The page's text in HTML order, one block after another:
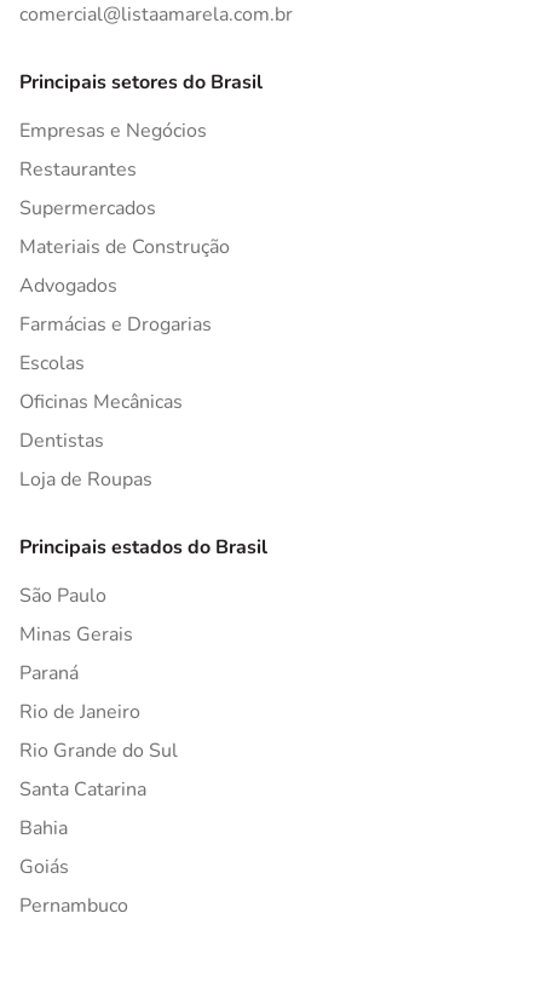
comercial@listaamarela.com.br
Principais setores do Brasil
Empresas e Negócios
Restaurantes
Supermercados
Materiais de Construção
Advogados
Farmácias e Drogarias
Escolas
Oficinas Mecânicas
Dentistas
Loja de Roupas
Principais estados do Brasil
São Paulo
Minas Gerais
Paraná
Rio de Janeiro
Rio Grande do Sul
Santa Catarina
Bahia
Goiás
Pernambuco